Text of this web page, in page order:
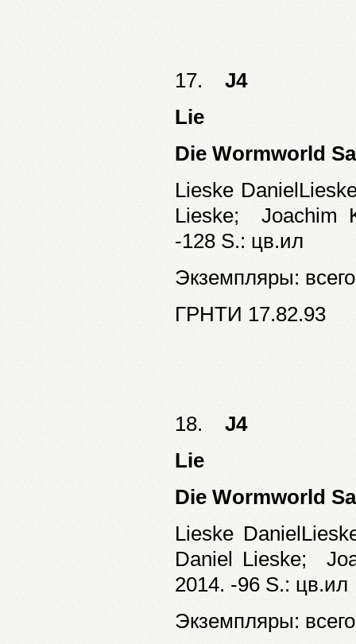
17. J4
Lie
Die Wormworld
Lieske
Lieske; Joachim
-128 S.: цв.ил
Экземпляры:
ГРНТИ 17.82.93
18. J4
Lie
Die Wormworld
Lieske
Daniel Lieske;
2014. -96 S.: цв.ил
Экземпляры: